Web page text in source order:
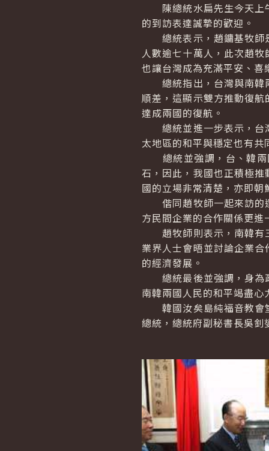
陳總統水扁先生今天上
的到訪表達
總統表示，趙鏞基牧師
人數逾七十萬人，此次趙
也讓台灣成為充滿平安、喜
總統指出，台灣與南韓
順差，這顯示雙方推動復
達成兩國的復航。
總統並進一步表示，台
太地區的和平與穩定也有
總統並強調，台、韓兩
石，因此，我國也正積極
國的立場非常清楚，亦即
偕同趙牧師一起來訪的
方民間企業的合作關係更進
趙牧師則表示，南韓有
業界人士會晤並討論企業
的經濟發展。
總統最後並強調，身為
南韓兩國人民的和平竭盡心
韓國汝矣島純福音教會
總統，總統府副秘書長吳釗